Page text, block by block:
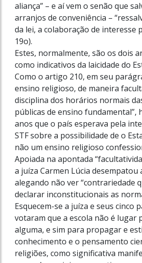
aliança” – e aí vem o senão que
arranjos de conveniência –
da lei, a colaboração de interesse
19o).
Estes, normalmente, são os dois
como indicativos da laicidade do
Como o artigo 210, em seu
ensino religioso, de maneira
disciplina dos horários normais
públicas de ensino fundamental”,
anos que o país esperava pela
STF sobre a possibilidade de o
não um ensino religioso
Apoiada na apontada
a juíza Carmen Lúcia desempatou
alegando não ver “contrariedade
declarar inconstitucionais as
Esquecem-se a juíza e seus cinco
votaram que a escola não é lugar
alguma, e sim para propagar e
conhecimento e o pensamento
religiões, como significativa